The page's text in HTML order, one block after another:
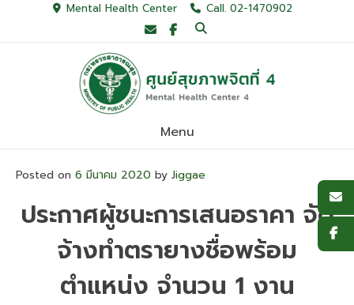
Mental Health Center Call. 02-1470902
Menu
Posted on 6 มีนาคม 2020 by Jiggae
ประกาศผู้ชนะการเสนอราคา จัด
จ้างทำตรายางชื่อพร้อม
ตำแหน่ง จำนวน 1 งาน